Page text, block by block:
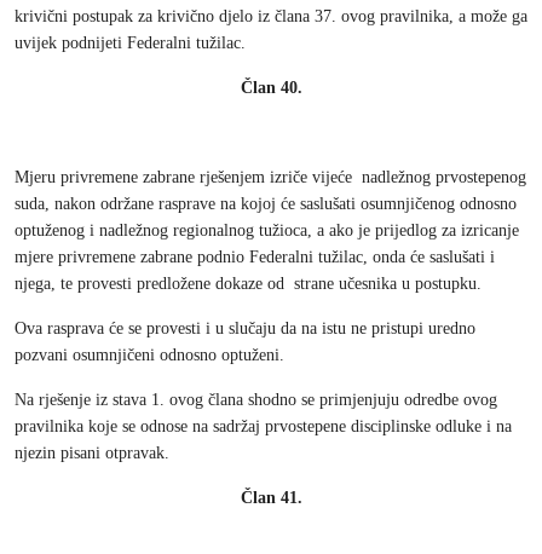
krivični postupak za krivično djelo iz člana 37. ovog pravilnika, a može ga
uvijek podnijeti Federalni tužilac.
Član 40.
Mjeru privremene zabrane rješenjem izriče vijeće nadležnog prvostepenog
suda, nakon održane rasprave na kojoj će saslušati osumnjičenog odnosno
optuženog i nadležnog regionalnog tužioca, a ako je prijedlog za izricanje
mjere privremene zabrane podnio Federalni tužilac, onda će saslušati i
njega, te provesti predložene dokaze od strane učesnika u postupku.
Ova rasprava će se provesti i u slučaju da na istu ne pristupi uredno
pozvani osumnjičeni odnosno optuženi.
Na rješenje iz stava 1. ovog člana shodno se primjenjuju odredbe ovog
pravilnika koje se odnose na sadržaj prvostepene disciplinske odluke i na
njezin pisani otpravak.
Član 41.